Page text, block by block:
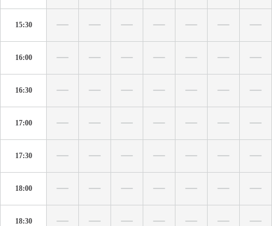
15:30
16:00
16:30
17:00
17:30
18:00
18:30